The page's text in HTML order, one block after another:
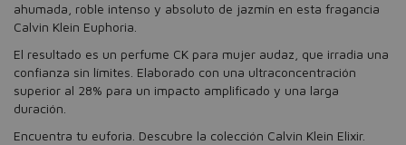
ahumada, roble intenso y absoluto de jazmín en esta fragancia
Calvin Klein Euphoria.
El resultado es un perfume CK para mujer audaz, que irradia una
confianza sin límites. Elaborado con una ultraconcentración
superior al 28% para un impacto amplificado y una larga
duración.
Encuentra tu euforia. Descubre la colección Calvin Klein Elixir.